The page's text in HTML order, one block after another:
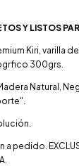
Y LISTOS
Kiri, varilla
300grs.
Natural,